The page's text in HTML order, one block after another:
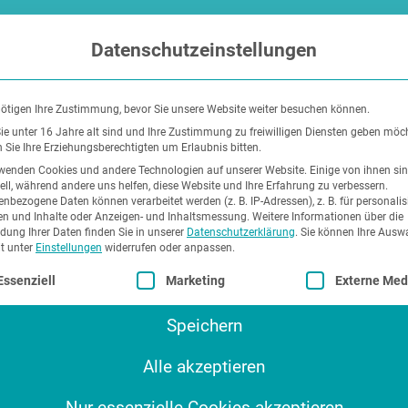
Datenschutzeinstellungen
Ihre Zustimmung, bevor Sie unsere Website weiter besuchen können.
unter 16 Jahre alt sind und Ihre Zustimmung zu freiwilligen Diensten geben
Sie Ihre Erziehungsberechtigten um Erlaubnis bitten.
Cookies und andere Technologien auf unserer Website. Einige von ihnen
während andere uns helfen, diese Website und Ihre Erfahrung zu verbessern.
Daten können verarbeitet werden (z. B. IP-Adressen), z. B. für
und Inhalte oder Anzeigen- und Inhaltsmessung. Weitere Informationen über die
Ihrer Daten finden Sie in unserer Datenschutzerklärung. Sie können Ihre
unter Einstellungen widerrufen oder anpassen.
eine Liste der Service-Gruppen, für die eine
Marketing Externe
Speichern
Alle akzeptieren